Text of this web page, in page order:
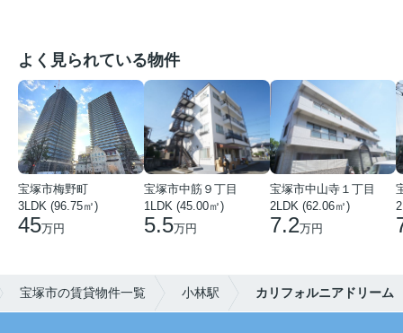
よく見られている物件
宝塚市梅野町
3LDK (96.75㎡)
45万円
宝塚市中筋９丁目
1LDK (45.00㎡)
5.5万円
宝塚市中山寺１丁目
2LDK (62.06㎡)
7.2万円
宝塚市の賃貸物件一覧 小林駅 カリフォルニアドリーム